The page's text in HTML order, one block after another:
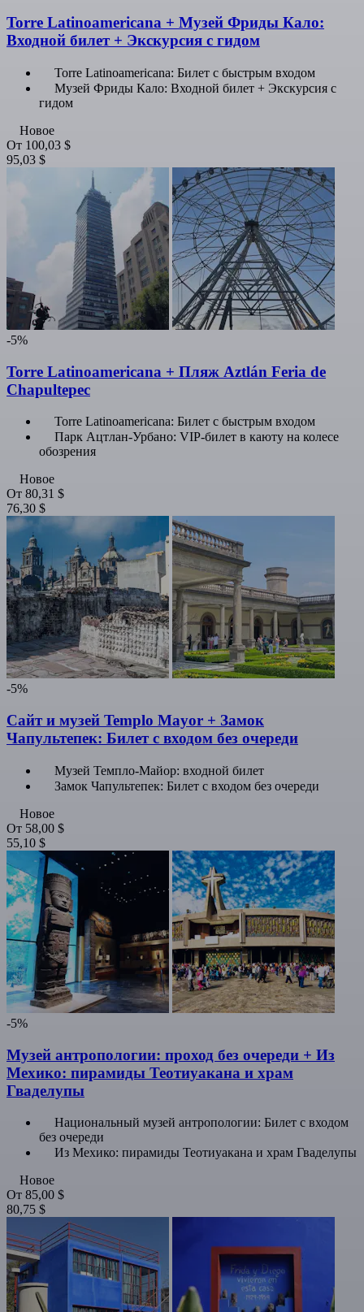
Torre Latinoamericana + Музей Фриды Кало:
Входной билет + Экскурсия с гидом
Torre Latinoamericana: Билет с быстрым входом
Музей Фриды Кало: Входной билет + Экскурсия с
гидом
Новое
От 100,03 $
95,03 $
-5%
Torre Latinoamericana + Пляж Aztlán Feria de
Chapultepec
Torre Latinoamericana: Билет с быстрым входом
Парк Ацтлан-Урбано: VIP-билет в каюту на колесе
обозрения
Новое
От 80,31 $
76,30 $
-5%
Сайт и музей Templo Mayor + Замок
Чапультепек: Билет с входом без очереди
Музей Темпло-Майор: входной билет
Замок Чапультепек: Билет с входом без очереди
Новое
От 58,00 $
55,10 $
-5%
Музей антропологии: проход без очереди + Из
Мехико: пирамиды Теотиуакана и храм
Гваделупы
Национальный музей антропологии: Билет с входом
без очереди
Из Мехико: пирамиды Теотиуакана и храм Гваделупы
Новое
От 85,00 $
80,75 $